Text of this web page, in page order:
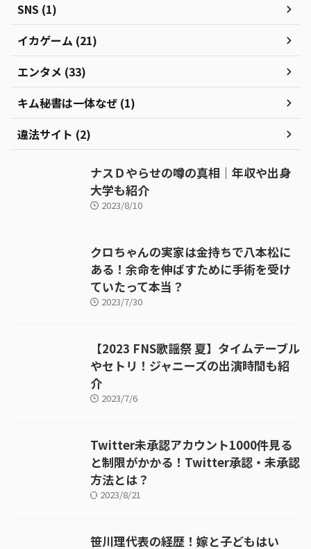
SNS (1)
イカゲーム (21)
エンタメ (33)
キム秘書は一体なぜ (1)
違法サイト (2)
ナスＤやらせの噂の真相｜年収や出身
大学も紹介
2023/8/10
クロちゃんの実家は金持ちで八本松に
ある！余命を伸ばすために手術を受け
ていたって本当？
2023/7/30
【2023 FNS歌謡祭 夏】タイムテーブル
やセトリ！ジャニーズの出演時間も紹
介
2023/7/6
Twitter未承認アカウント1000件見る
と制限がかかる！Twitter承認・未承認
方法とは？
2023/8/21
笹川理代表の経歴！嫁と子どもはい